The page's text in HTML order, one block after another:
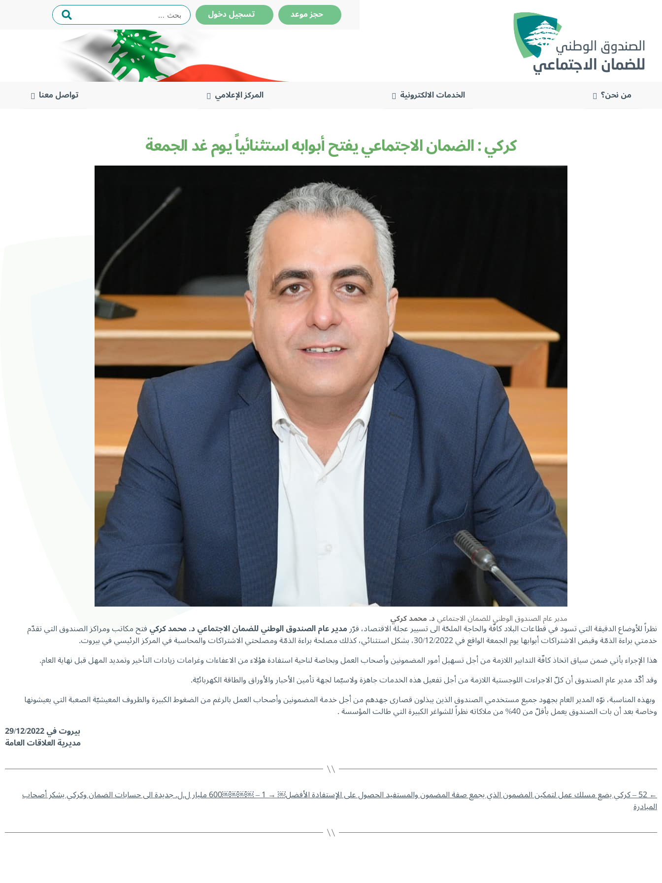
حجز موعد تسجيل دخول البحث
عن:
من نحن؟ الخدمات الالكترونية المركز الإعلامي
تواصل معنا
كركي : الضمان الاجتماعي يفتح أبوابه استثنائياً يوم غد الجمعة
مدير عام الصندوق الوطني للضمان الاجتماعيد. محمد كركي
نظراً للأوضاع الدقيقة التي تسود في قطاعات البلاد كافّة والحاجة الملحّة الى تسيير عجلة الاقتصاد، قرّرمدير عام الصندوق الوطني للضمان الاجتماعي د. محمد كركيفتح مكاتب ومراكز الصندوق التي تقدّم
خدمتي براءة الذمّة وقبض الاشتراكات أبوابها يوم الجمعة الواقع في 30/12/2022، بشكل استثنائي، كذلك مصلحة براءة الذمّة ومصلحتي الاشتراكات والمحاسبة في المركز الرئيسي في بيروت.
هذا الإجراء يأتي ضمن سياق اتخاذ كافّة التدابير اللازمة من أجل تسهيل أمور المضمونين وأصحاب العمل وبخاصة لناحية استفادة هؤلاء من الاعفاءات وغرامات زيادات التأخير وتمديد المهل قبل نهاية العام.
وقد أكّد مدير عام الصندوق أن كلّ الاجراءت اللوجستية اللازمة من أجل تفعيل هذه الخدمات جاهزة ولاسيّما لجهة تأمين الأحبار والأوراق والطاقة الكهربائيّة.
وبهذه المناسبة، نوّه المدير العام بجهود جميع مستخدمي الصندوق الذين يبذلون قصارى جهدهم من أجل خدمة المضمونين وأصحاب العمل بالرغم من الضغوط الكبيرة والظروف المعيشيّة الصعبة التي يعيشونها
وخاصة بعد أن بات الصندوق يعمل بأقلّ من 40% من ملاكاته نظراً للشواغر الكبيرة التي طالت المؤسسة .
بيروت في 29/12/2022
مديرية العلاقات العامة
←52 – كركي يضع مسلك عمل لتمكين المضمون الذي يجمع صفة المضمون والمستفيد الحصول على الإستفادة الأفضل￼ → 1 – ￼￼￼￼600 مليار ل.ل. جديدة الى حسابات الضمان وكركي يشكر أصحاب
المبادرة